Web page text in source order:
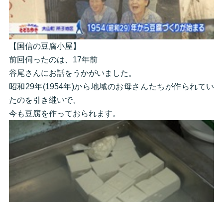
【国信の豆腐小屋】
前回伺ったのは、17年前
谷尾さんにお話をうかがいました。
昭和29年(1954年)から地域のお母さんたちが作られてい
たのを引き継いで、
今も豆腐を作っておられます。